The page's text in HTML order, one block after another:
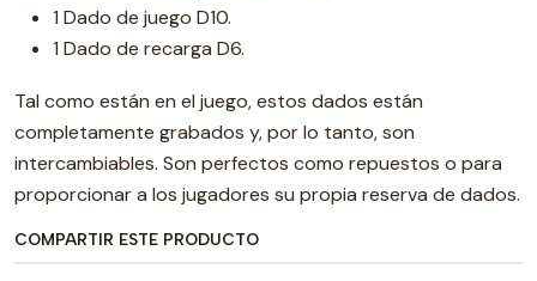
1 Dado de juego D10.
1 Dado de recarga D6.
Tal como están en el juego, estos dados están
completamente grabados y, por lo tanto, son
intercambiables. Son perfectos como repuestos o para
proporcionar a los jugadores su propia reserva de dados.
COMPARTIR ESTE PRODUCTO